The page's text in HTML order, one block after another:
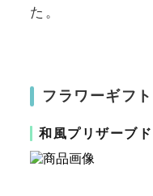
た。
フラワーギフト
和風プリザーブ